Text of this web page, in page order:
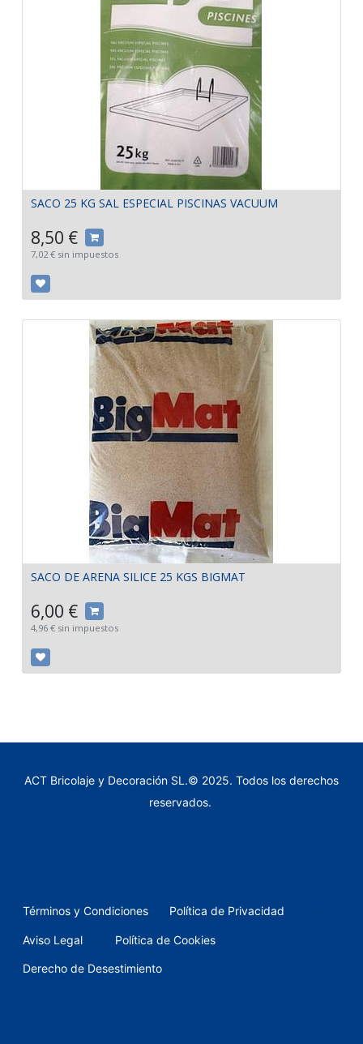
SACO 25 KG SAL ESPECIAL PISCINAS VACUUM
8,50 €
7,02 € sin impuestos
SACO DE ARENA SILICE 25 KGS BIGMAT
6,00 €
4,96 € sin impuestos
ACT Bricolaje y Decoración SL.© 2025. Todos los derechos
reservados.
Términos y Condiciones Política de Privacidad -
Aviso Legal - Política de Cookies
Derecho de Desestimiento